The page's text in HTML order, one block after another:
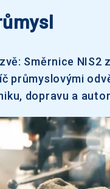
Směrnice
průmyslovými
dopravu a